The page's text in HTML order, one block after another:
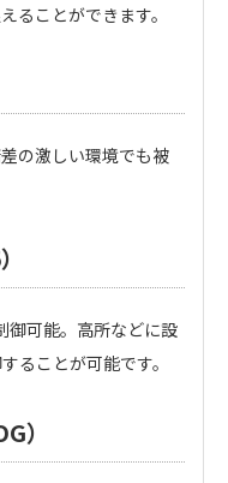
ることができます。
の激しい環境でも被
御可能。高所などに設
ることが可能です。
）